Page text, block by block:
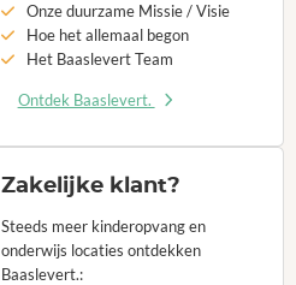
Onze duurzame Missie / Visie
Hoe het allemaal begon
Het Baaslevert Team
Ontdek Baaslevert.
Zakelijke klant?
Steeds meer kinderopvang en
onderwijs locaties ontdekken
Baaslevert.: